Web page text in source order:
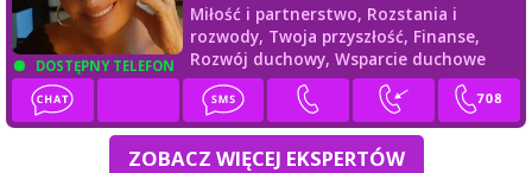
DOSTĘPNY TELEFON
Miłość i partnerstwo, Rozstania i
rozwody, Twoja przyszłość, Finanse,
Rozwój duchowy, Wsparcie duchowe
ZOBACZ WIĘCEJ EKSPERTÓW